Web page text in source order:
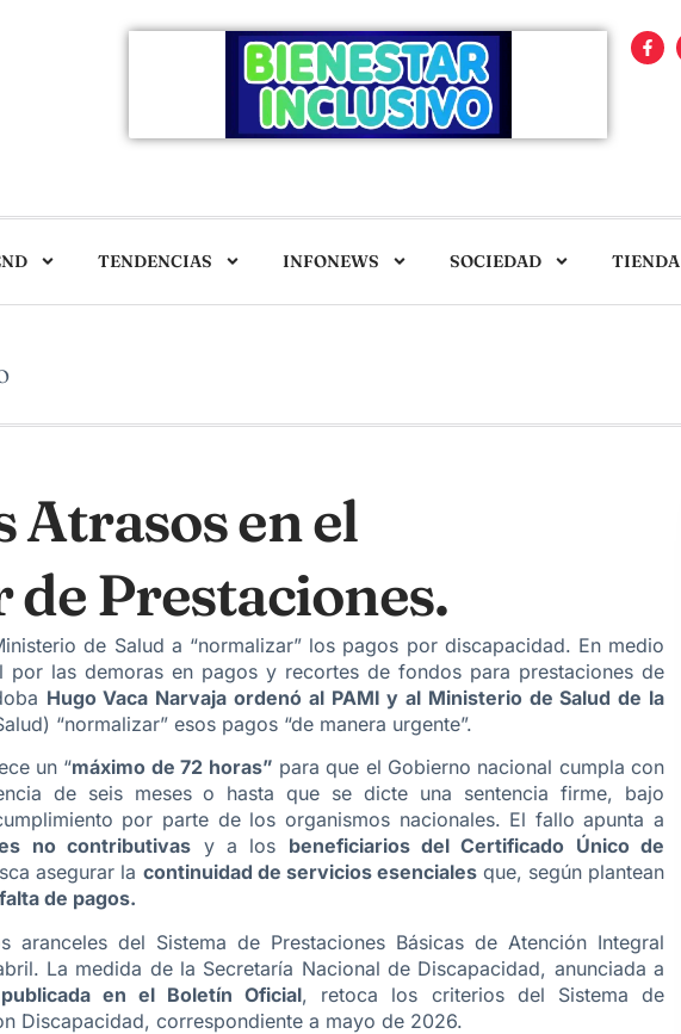
TENDENCIAS INFONEWS SOCIEDAD TIENDA
Atrasos en el
Prestaciones.
de Salud a “normalizar” los pagos por discapacidad. En medio
las demoras en pagos y recortes de fondos para prestaciones de
Hugo Vaca Narvaja ordenó al PAMI y al Ministerio de Salud de la
“normalizar” esos pagos “de manera urgente”.
un “máximo de 72 horas” para que el Gobierno nacional cumpla con
de seis meses o hasta que se dicte una sentencia firme, bajo
por parte de los organismos nacionales. El fallo apunta a
no contributivas y a los beneficiarios del Certificado Único de
asegurar la continuidad de servicios esencialesque, según plantean
de pagos.
del Sistema de Prestaciones Básicas de Atención Integral
La medida de la Secretaría Nacional de Discapacidad, anunciada a
en el Boletín Oficial, retoca los criterios del Sistema de
Discapacidad, correspondiente a mayo de 2026.